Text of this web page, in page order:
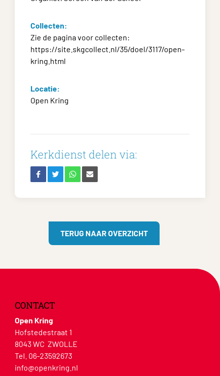
Collecten:
Zie de pagina voor collecten:
https://site.skgcollect.nl/35/doel/3117/open-
kring.html
Locatie:
Open Kring
Kerkdienst delen via:
TERUG NAAR OVERZICHT
CONTACT
Open Kring
Hofstedestraat 1
8043 WC ZWOLLE
Tel. 06-23592673
info@openkring.nl